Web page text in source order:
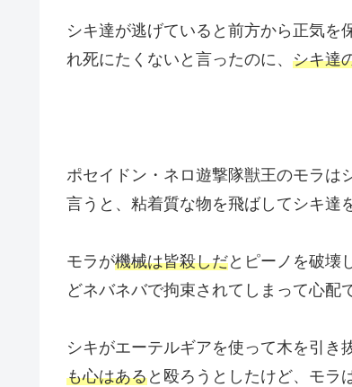
シキ達が逃げていると前方から正気を
れ死にたくないと言ったのに、 シキ達
ポセイドン・ネロ遊撃隊獣王のモラは
言うと、粘着質な物を飛ばしてシキ達
モラが機械は皆殺しだとピーノを破壊
どネバネバで拘束されてしまって心配
シキがエーテルギアを使って木を引き
も心はあると殴ろうとしたけど、モラ